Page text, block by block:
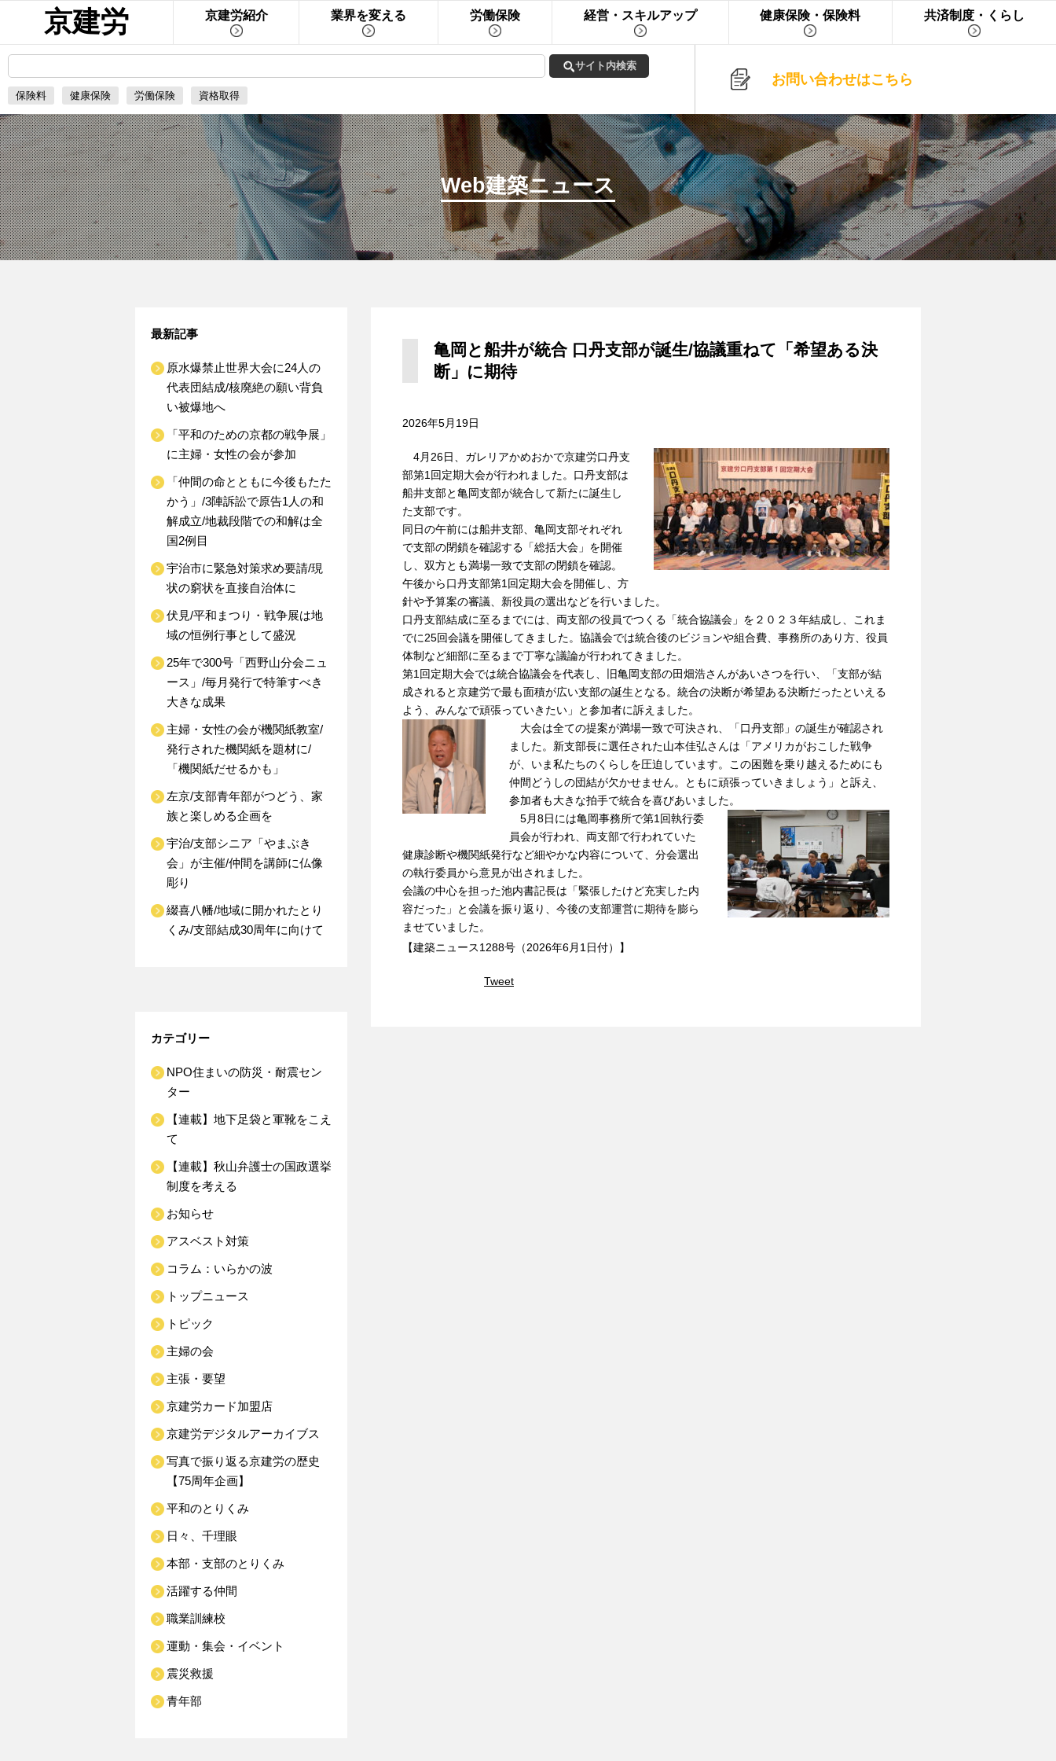
京建労 京建労紹介 業界を変える 労働保険 経営・スキルアップ 健康保険・保険料 共済制度・くらし
保険料 健康保険 労働保険 資格取得
お問い合わせはこちら
Web建築ニュース
亀岡と船井が統合 口丹支部が誕生/協議重ねて「希望ある決
断」に期待
2026年5月19日
4月26日、ガレリアかめおかで京建労口丹支
部第1回定期大会が行われました。口丹支部は
船井支部と亀岡支部が統合して新たに誕生し
た支部です。
同日の午前には船井支部、亀岡支部それぞれ
で支部の閉鎖を確認する「総括大会」を開催
し、双方とも満場一致で支部の閉鎖を確認。
午後から口丹支部第1回定期大会を開催し、方
針や予算案の審議、新役員の選出などを行いました。
口丹支部結成に至るまでには、両支部の役員でつくる「統合協議会」を２０２３年結成し、これま
でに25回会議を開催してきました。協議会では統合後のビジョンや組合費、事務所のあり方、役員
体制など細部に至るまで丁寧な議論が行われてきました。
第1回定期大会では統合協議会を代表し、旧亀岡支部の田畑浩さんがあいさつを行い、「支部が結
成されると京建労で最も面積が広い支部の誕生となる。統合の決断が希望ある決断だったといえる
よう、みんなで頑張っていきたい」と参加者に訴えました。
大会は全ての提案が満場一致で可決され、「口丹支部」の誕生が確認され
ました。新支部長に選任された山本佳弘さんは「アメリカがおこした戦争
が、いま私たちのくらしを圧迫しています。この困難を乗り越えるためにも
仲間どうしの団結が欠かせません。ともに頑張っていきましょう」と訴え、
参加者も大きな拍手で統合を喜びあいました。
5月8日には亀岡事務所で第1回執行委
員会が行われ、両支部で行われていた
健康診断や機関紙発行など細やかな内容について、分会選出
の執行委員から意見が出されました。
会議の中心を担った池内書記長は「緊張したけど充実した内
容だった」と会議を振り返り、今後の支部運営に期待を膨ら
ませていました。
【建築ニュース1288号（2026年6月1日付）】
Tweet
最新記事
原水爆禁止世界大会に24人の
代表団結成/核廃絶の願い背負
い被爆地へ
「平和のための京都の戦争展」
に主婦・女性の会が参加
「仲間の命とともに今後もたた
かう」/3陣訴訟で原告1人の和
解成立/地裁段階での和解は全
国2例目
宇治市に緊急対策求め要請/現
状の窮状を直接自治体に
伏見/平和まつり・戦争展は地
域の恒例行事として盛況
25年で300号「西野山分会ニュ
ース」/毎月発行で特筆すべき
大きな成果
主婦・女性の会が機関紙教室/
発行された機関紙を題材に/
「機関紙だせるかも」
左京/支部青年部がつどう、家
族と楽しめる企画を
宇治/支部シニア「やまぶき
会」が主催/仲間を講師に仏像
彫り
綴喜八幡/地域に開かれたとり
くみ/支部結成30周年に向けて
カテゴリー
NPO住まいの防災・耐震セン
ター
【連載】地下足袋と軍靴をこえ
て
【連載】秋山弁護士の国政選挙
制度を考える
お知らせ
アスベスト対策
コラム：いらかの波
トップニュース
トピック
主婦の会
主張・要望
京建労カード加盟店
京建労デジタルアーカイブス
写真で振り返る京建労の歴史
【75周年企画】
平和のとりくみ
日々、千理眼
本部・支部のとりくみ
活躍する仲間
職業訓練校
運動・集会・イベント
震災救援
青年部